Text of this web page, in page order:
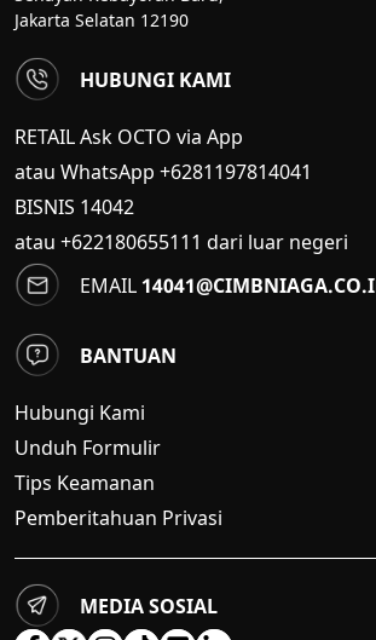
Jakarta Selatan 12190
HUBUNGI KAMI
RETAIL Ask OCTO via App
atau WhatsApp +6281197814041
BISNIS 14042
atau +622180655111 dari luar negeri
EMAIL
BANTUAN
Hubungi Kami
Unduh Formulir
Tips Keamanan
Pemberitahuan Privasi
MEDIA SOSIAL